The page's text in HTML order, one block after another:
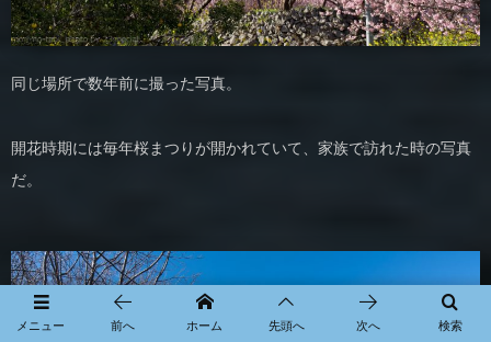
同じ場所で数年前に撮った写真。
開花時期には毎年桜まつりが開かれていて、家族で訪れた時の写真
だ。
メニュー 検索
前へ ホーム 先頭へ 次へ